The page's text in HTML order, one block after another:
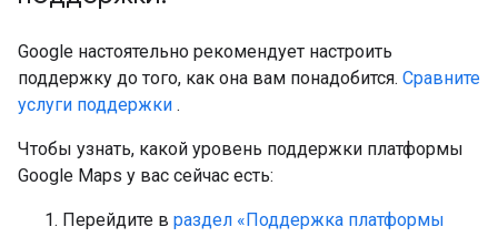
Google настоятельно рекомендует настроить
поддержку до того, как она вам понадобится. Сравните
услуги поддержки .
Чтобы узнать, какой уровень поддержки платформы
Google Maps у вас сейчас есть:
Перейдите в раздел «Поддержка платформы